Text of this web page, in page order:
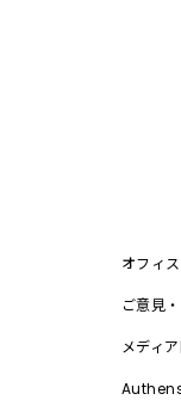
オフィ
ご意見
メディ